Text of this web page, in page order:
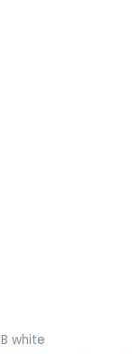
B white